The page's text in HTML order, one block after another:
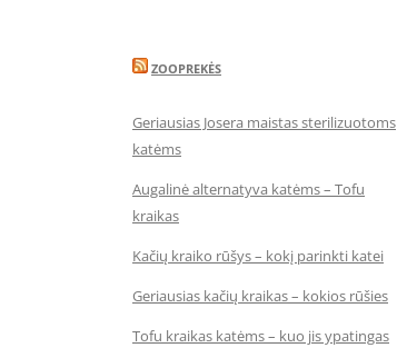
ZOOPREKĖS
Geriausias Josera maistas sterilizuotoms
katėms
Augalinė alternatyva katėms – Tofu
kraikas
Kačių kraiko rūšys – kokį parinkti katei
Geriausias kačių kraikas – kokios rūšies
Tofu kraikas katėms – kuo jis ypatingas